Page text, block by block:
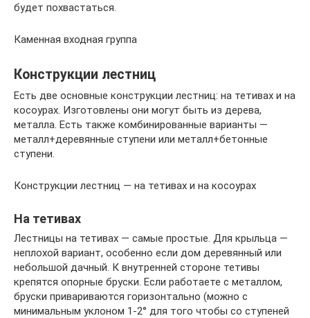
будет похвастаться.
Каменная входная группа
Конструкции лестниц
Есть две основные конструкции лестниц: на тетивах и на
косоурах. Изготовлены они могут быть из дерева,
металла. Есть также комбинированные варианты —
металл+деревянные ступени или металл+бетонные
ступени.
Конструкции лестниц — на тетивах и на косоурах
На тетивах
Лестницы на тетивах — самые простые. Для крыльца —
неплохой вариант, особенно если дом деревянный или
небольшой дачный. К внутренней стороне тетивы
крепятся опорные бруски. Если работаете с металлом,
бруски привариваются горизонтально (можно с
минимальным уклоном 1-2° для того чтобы со ступеней